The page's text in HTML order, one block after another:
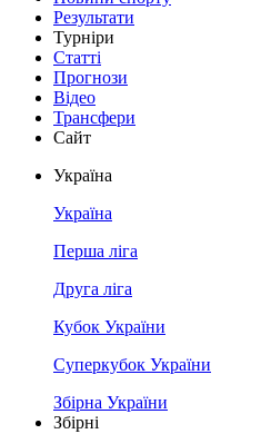
Результати
Турніри
Статті
Прогнози
Відео
Трансфери
Сайт
Україна
Україна
Перша ліга
Друга ліга
Кубок України
Суперкубок України
Збірна України
Збірні